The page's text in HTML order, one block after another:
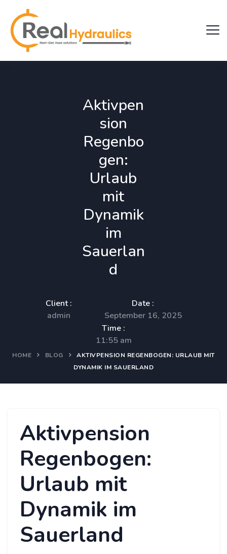
Aktivpen
sion
Regenbo
gen:
Urlaub
mit
Dynamik
im
Sauerlan
d
Client :
admin
Date :
September 16, 2025
Time :
11:55 am
HOME BLOG
AKTIVPENSION REGENBOGEN: URLAUB MIT
DYNAMIK IM SAUERLAND
Aktivpension
Regenbogen:
Urlaub mit
Dynamik im
Sauerland